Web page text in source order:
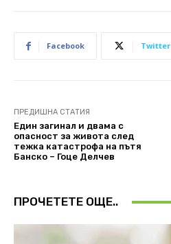
Facebook Twitter
ПРЕДИШНА СТАТИЯ
Един загинал и двама с
опасност за живота след
тежка катастрофа на пътя
Банско – Гоце Делчев
ПРОЧЕТЕТЕ ОЩЕ..